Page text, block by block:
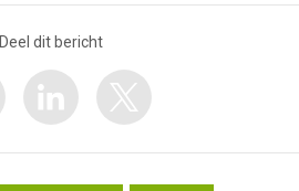
Deel dit bericht